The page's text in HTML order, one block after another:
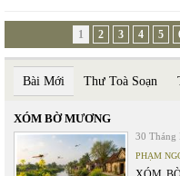
1 2 3 4 5
Bài Mới Thư Toà Soạn
XÓM BỜ MƯƠNG
30 Tháng
PHẠM